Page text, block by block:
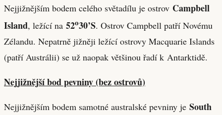
Nejjižnějším bodem celého světadílu je ostrov Campbell
Island, ležící na 52o30’S. Ostrov Campbell patří Novému
Zélandu. Nepatrně jižněji ležící ostrovy Macquarie Islands
(patří Austrálii) se už naopak většinou řadí k Antarktidě.
Nejjižnější bod pevniny (bez ostrovů)
Nejjižnějším bodem samotné australské pevniny je South